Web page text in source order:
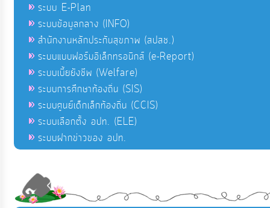
ระบบ E-Plan
ระบบข้อมูลกลาง (INFO)
สำนักงานหลักประกันสุขภาพ (สปสช.)
ระบบแบบฟอร์มอิเล็กทรอนิกส์ (e-Report)
ระบบเบี้ยยังชีพ (Welfare)
ระบบการศึกษาท้องถิ่น (SIS)
ระบบศูนย์เด็กเล็กท้องถิ่น (CCIS)
ระบบเลือกตั้ง อปท. (ELE)
ระบบฝากข่าวของ อปท.